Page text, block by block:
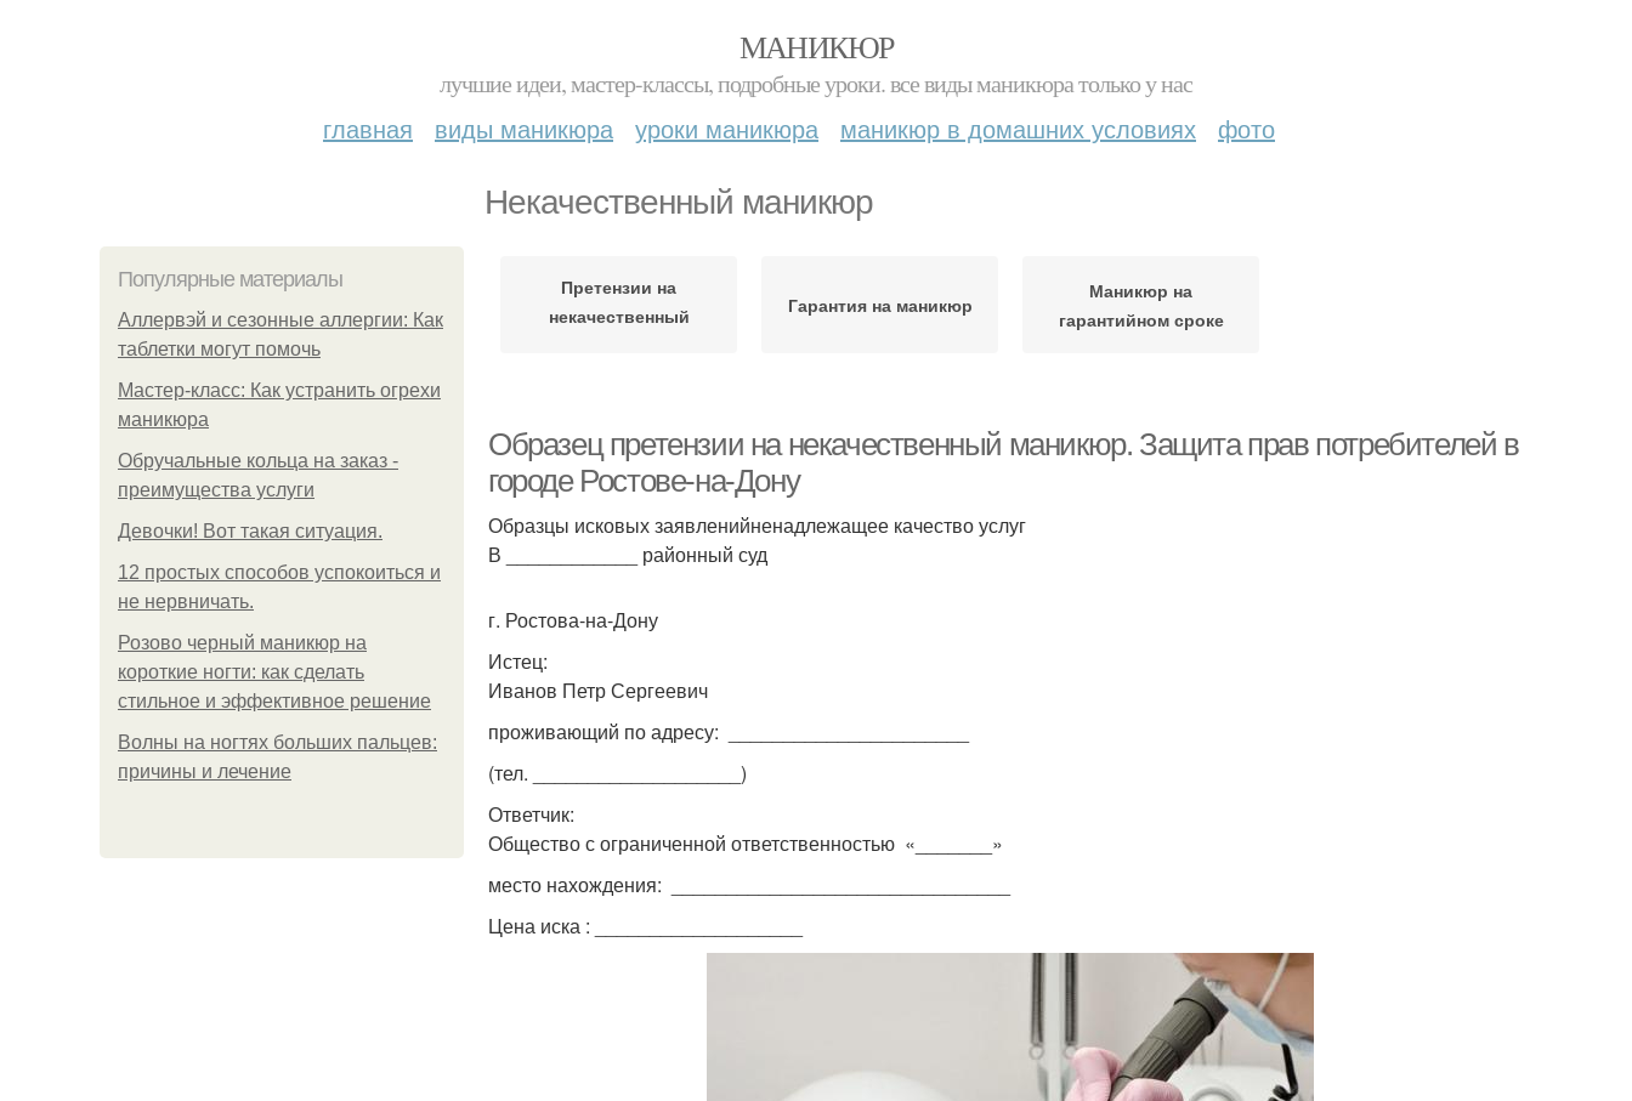
МАНИКЮР
лучшие идеи, мастер-классы, подробные уроки. все виды маникюра только у нас
главная виды маникюра уроки маникюра маникюр в домашних условиях фото
Некачественный маникюр
Популярные материалы
Аллервэй и сезонные аллергии: Как
таблетки могут помочь
Мастер-класс: Как устранить огрехи
маникюра
Обручальные кольца на заказ -
преимущества услуги
Девочки! Вот такая ситуация.
12 простых способов успокоиться и
не нервничать.
Розово черный маникюр на
короткие ногти: как сделать
стильное и эффективное решение
Волны на ногтях больших пальцев:
причины и лечение
Претензии на
некачественный
Гарантия на маникюр
Маникюр на
гарантийном сроке
Образец претензии на некачественный маникюр. Защита прав потребителей в
городе Ростове-на-Дону
Образцы исковых заявленийненадлежащее качество услуг
В ____________ районный суд
г. Ростова-на-Дону
Истец:
Иванов Петр Сергеевич
проживающий по адресу: ______________________
(тел. ___________________)
Ответчик:
Общество с ограниченной ответственностью «_______»
место нахождения: _______________________________
Цена иска : ___________________